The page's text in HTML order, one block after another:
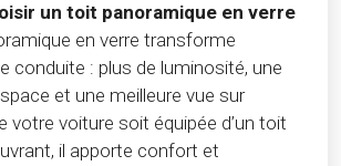
un toit panoramique en verre
en verre transforme
conduite : plus de luminosité, une
et une meilleure vue sur
votre voiture soit équipée d’un toit
il apporte confort et